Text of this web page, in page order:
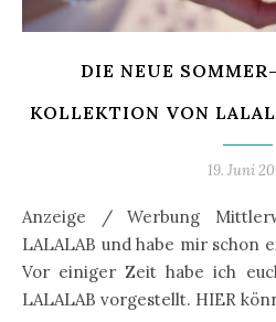
DIE NEUE
KOLLEKTION VON
19. Juni
Anzeige / Werbung Mittlerweile liebe ich ja die
LALALAB und habe mir schon
Vor einiger Zeit habe ich
LALALAB vorgestellt. HIER